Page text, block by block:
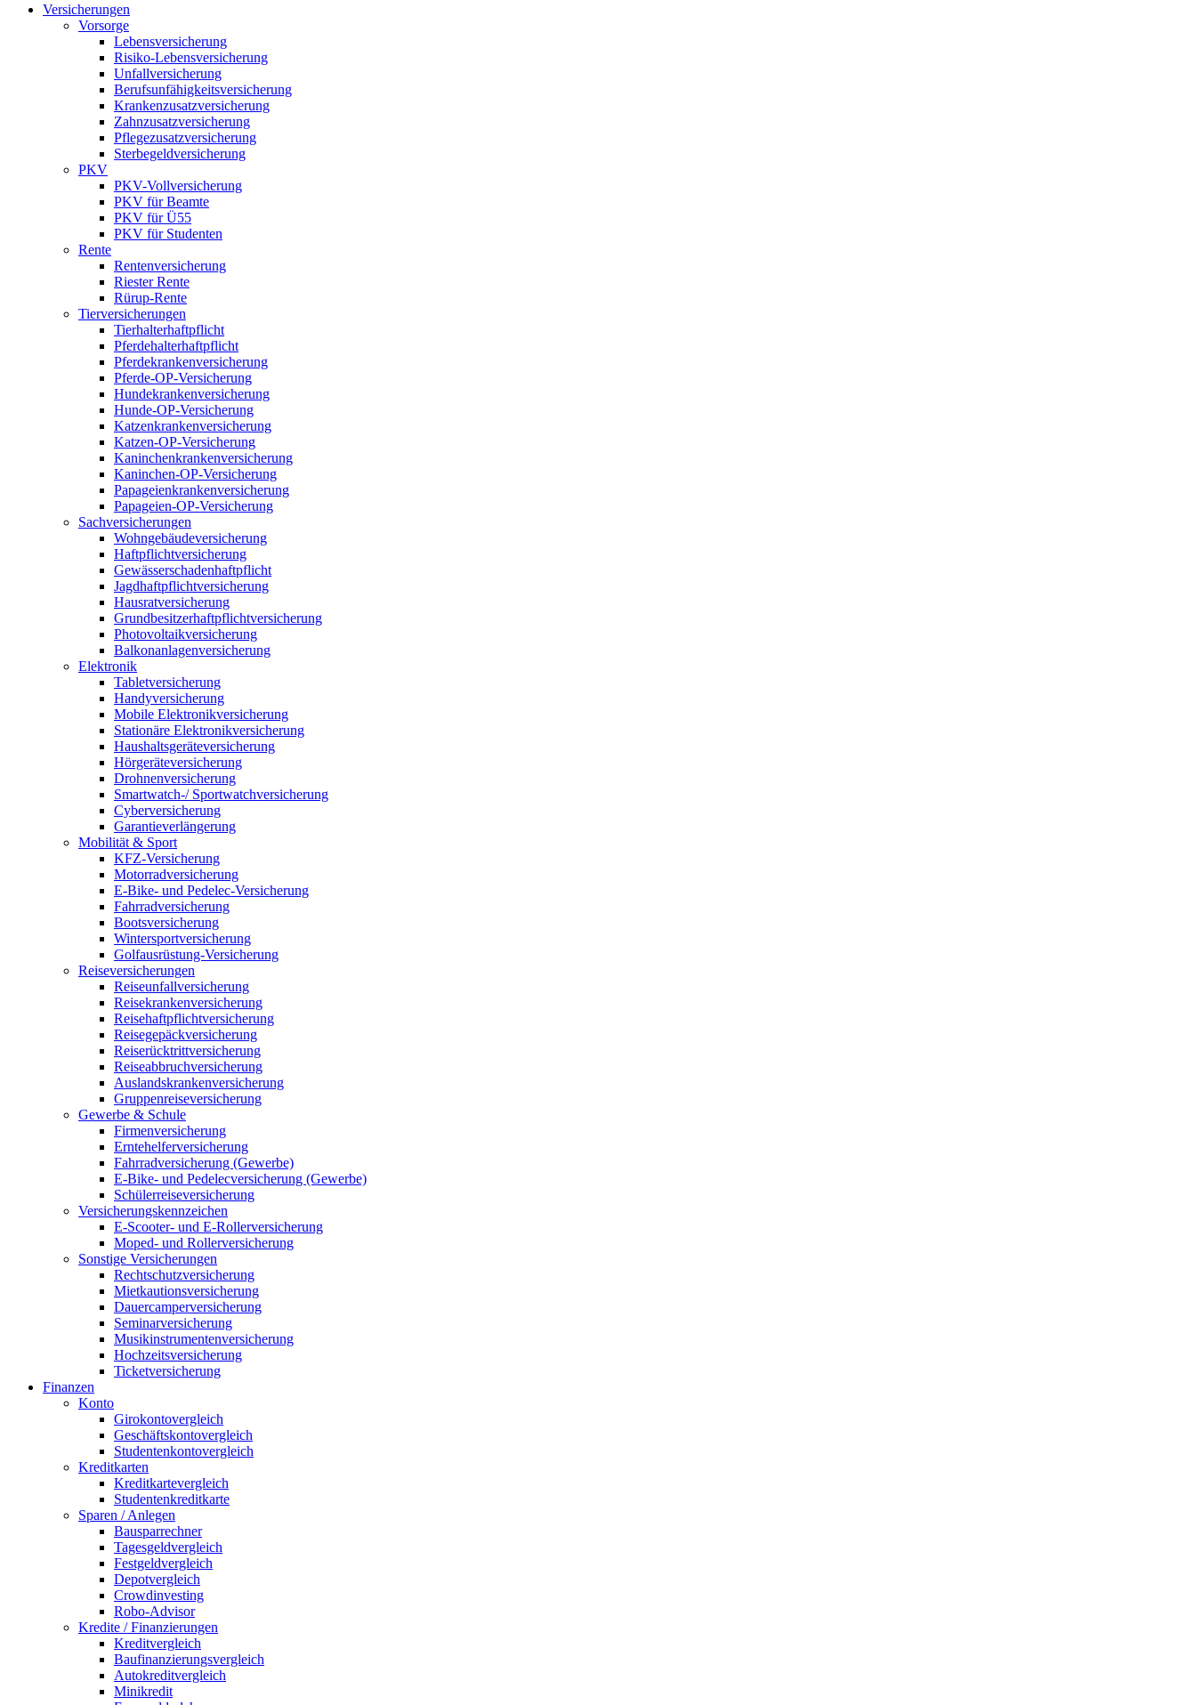
Versicherungen
Vorsorge
Lebensversicherung
Risiko-Lebensversicherung
Unfallversicherung
Berufsunfähigkeits­versicherung
Krankenzusatzversicherung
Zahnzusatzversicherung
Pflegezusatzversicherung
Sterbegeldversicherung
PKV
PKV-Vollversicherung
PKV für Beamte
PKV für Ü55
PKV für Studenten
Rente
Rentenversicherung
Riester Rente
Rürup-Rente
Tierversicherungen
Tierhalterhaftpflicht
Pferdehalterhaftpflicht
Pferdekrankenversicherung
Pferde-OP-Versicherung
Hundekrankenversicherung
Hunde-OP-Versicherung
Katzenkrankenversicherung
Katzen-OP-Versicherung
Kaninchenkrankenversicherung
Kaninchen-OP-Versicherung
Papageienkrankenversicherung
Papageien-OP-Versicherung
Sachversicherungen
Wohngebäudeversicherung
Haftpflichtversicherung
Gewässerschadenhaftpflicht
Jagdhaftpflichtversicherung
Hausratversicherung
Grundbesitzerhaftpflichtversicherung
Photovoltaikversicherung
Balkonanlagenversicherung
Elektronik
Tabletversicherung
Handyversicherung
Mobile Elektronikversicherung
Stationäre Elektronikversicherung
Haushaltsgeräteversicherung
Hörgeräteversicherung
Drohnenversicherung
Smartwatch-/ Sportwatchversicherung
Cyberversicherung
Garantieverlängerung
Mobilität & Sport
KFZ-Versicherung
Motorradversicherung
E-Bike- und Pedelec-Versicherung
Fahrradversicherung
Bootsversicherung
Wintersportversicherung
Golfausrüstung-Versicherung
Reiseversicherungen
Reiseunfallversicherung
Reisekrankenversicherung
Reisehaftpflichtversicherung
Reisegepäckversicherung
Reiserücktrittversicherung
Reiseabbruchversicherung
Auslandskrankenversicherung
Gruppenreiseversicherung
Gewerbe & Schule
Firmenversicherung
Erntehelferversicherung
Fahrradversicherung (Gewerbe)
E-Bike- und Pedelecversicherung (Gewerbe)
Schülerreiseversicherung
Versicherungskennzeichen
E-Scooter- und E-Rollerversicherung
Moped- und Rollerversicherung
Sonstige Versicherungen
Rechtschutzversicherung
Mietkautionsversicherung
Dauercamperversicherung
Seminarversicherung
Musikinstrumentenversicherung
Hochzeitsversicherung
Ticketversicherung
Finanzen
Konto
Girokontovergleich
Geschäftskontovergleich
Studentenkontovergleich
Kreditkarten
Kreditkartevergleich
Studentenkreditkarte
Sparen / Anlegen
Bausparrechner
Tagesgeldvergleich
Festgeldvergleich
Depotvergleich
Crowdinvesting
Robo-Advisor
Kredite / Finanzierungen
Kreditvergleich
Baufinanzierungsvergleich
Autokreditvergleich
Minikredit